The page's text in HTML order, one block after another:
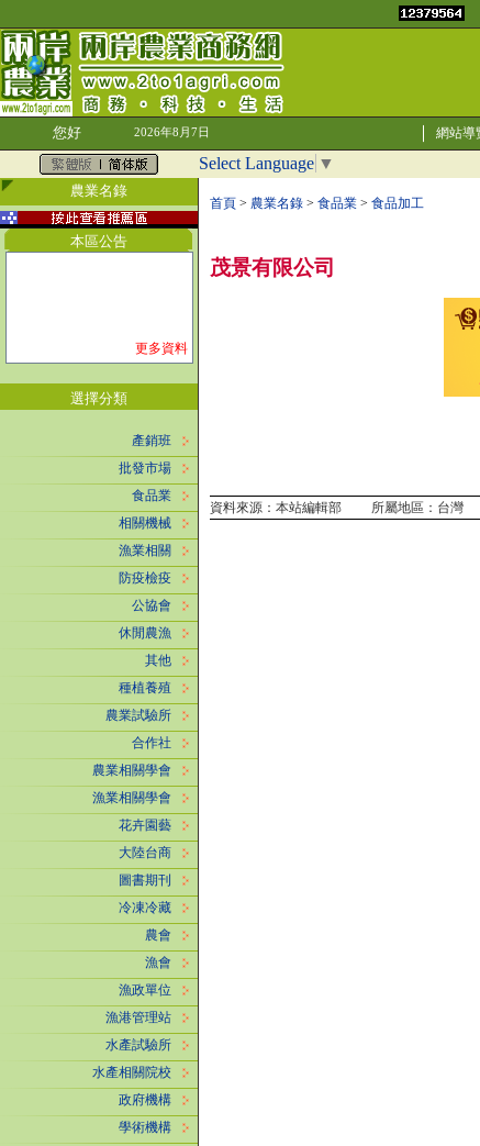
您好 2026年8月7日 網站導
Select Language ▼
農業名錄
本區公告
更多資料
選擇分類
產銷班
批發市場
食品業
相關機械
漁業相關
防疫檢疫
公協會
休閒農漁
其他
種植養殖
農業試驗所
合作社
農業相關學會
漁業相關學會
花卉園藝
大陸台商
圖書期刊
冷凍冷藏
農會
漁會
漁政單位
漁港管理站
水產試驗所
水產相關院校
政府機構
學術機構
首頁 > 農業名錄 > 食品業 > 食品加工
茂景有限公司
資料來源：本站編輯部 所屬地區：台灣